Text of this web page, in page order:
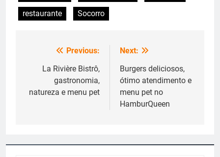
restaurante
Socorro
Navegação
Post
Previous:
La Rivière Bistrô,
gastronomia,
natureza e menu pet
Next:
Burgers deliciosos,
ótimo atendimento e
menu pet no
HamburQueen